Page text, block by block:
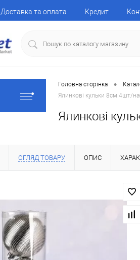
Доставка та оплата Кредит
Головна сторінка •
Ялинкові кульки 8см 4шт/
Ялинкові
ОГЛЯД ТОВАРУ ОПИС